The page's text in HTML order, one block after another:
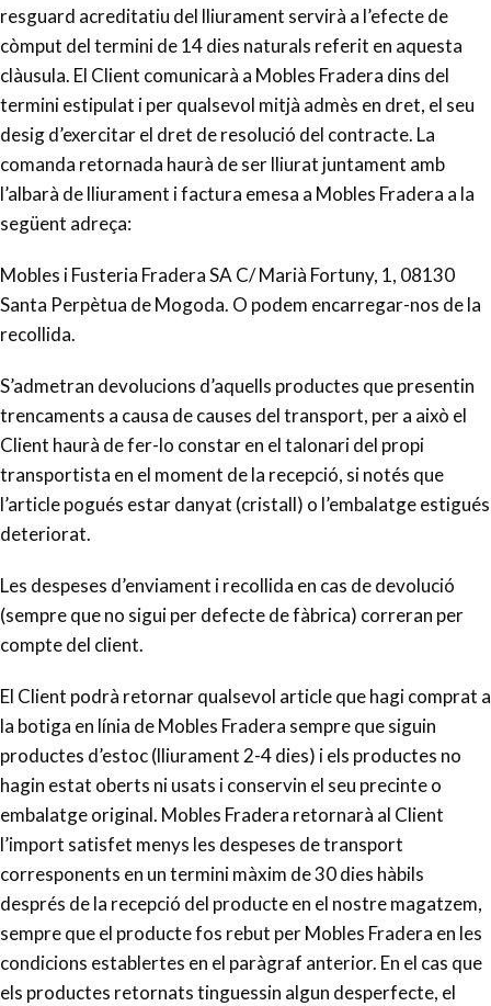
resguard acreditatiu del lliurament servirà a l’efecte de
còmput del termini de 14 dies naturals referit en aquesta
clàusula. El Client comunicarà a Mobles Fradera dins del
termini estipulat i per qualsevol mitjà admès en dret, el seu
desig d’exercitar el dret de resolució del contracte. La
comanda retornada haurà de ser lliurat juntament amb
l’albarà de lliurament i factura emesa a Mobles Fradera a la
següent adreça:
Mobles i Fusteria Fradera SA C/ Marià Fortuny, 1, 08130
Santa Perpètua de Mogoda. O podem encarregar-nos de la
recollida.
S’admetran devolucions d’aquells productes que presentin
trencaments a causa de causes del transport, per a això el
Client haurà de fer-lo constar en el talonari del propi
transportista en el moment de la recepció, si notés que
l’article pogués estar danyat (cristall) o l’embalatge estigués
deteriorat.
Les despeses d’enviament i recollida en cas de devolució
(sempre que no sigui per defecte de fàbrica) correran per
compte del client.
El Client podrà retornar qualsevol article que hagi comprat a
la botiga en línia de Mobles Fradera sempre que siguin
productes d’estoc (lliurament 2-4 dies) i els productes no
hagin estat oberts ni usats i conservin el seu precinte o
embalatge original. Mobles Fradera retornarà al Client
l’import satisfet menys les despeses de transport
corresponents en un termini màxim de 30 dies hàbils
després de la recepció del producte en el nostre magatzem,
sempre que el producte fos rebut per Mobles Fradera en les
condicions establertes en el paràgraf anterior. En el cas que
els productes retornats tinguessin algun desperfecte, el